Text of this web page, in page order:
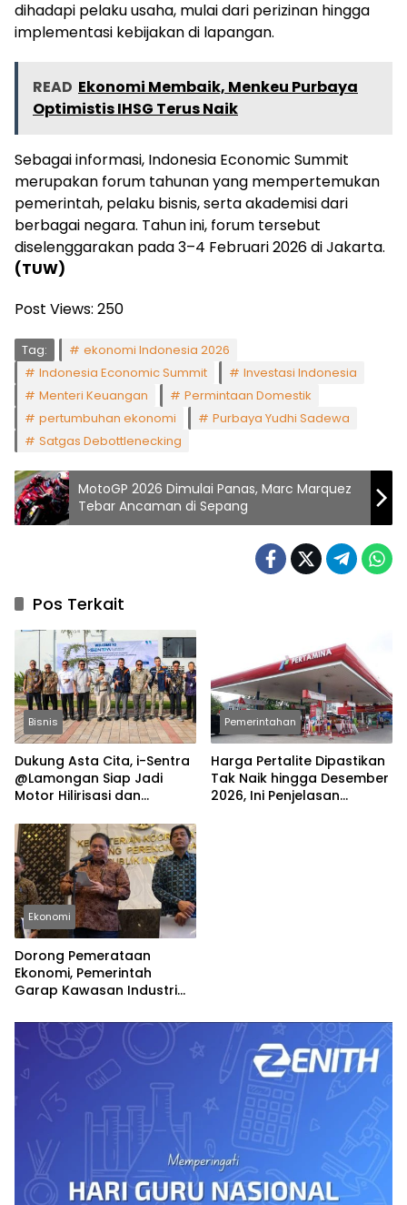
dihadapi pelaku usaha, mulai dari perizinan hingga
implementasi kebijakan di lapangan.
READ Ekonomi Membaik, Menkeu Purbaya
Optimistis IHSG Terus Naik
Sebagai informasi, Indonesia Economic Summit
merupakan forum tahunan yang mempertemukan
pemerintah, pelaku bisnis, serta akademisi dari
berbagai negara. Tahun ini, forum tersebut
diselenggarakan pada 3–4 Februari 2026 di Jakarta.
(TUW)
Post Views: 250
Tag:
ekonomi Indonesia 2026
Indonesia Economic Summit
Investasi Indonesia
Menteri Keuangan
Permintaan Domestik
pertumbuhan ekonomi
Purbaya Yudhi Sadewa
Satgas Debottlenecking
MotoGP 2026 Dimulai Panas, Marc Marquez
Tebar Ancaman di Sepang
Pos Terkait
Bisnis
Dukung Asta Cita, i-Sentra
@Lamongan Siap Jadi
Motor Hilirisasi dan
Pemerintahan
Harga Pertalite Dipastikan
Tak Naik hingga Desember
2026, Ini Penjelasan
Ekonomi
Dorong Pemerataan
Ekonomi, Pemerintah
Garap Kawasan Industri